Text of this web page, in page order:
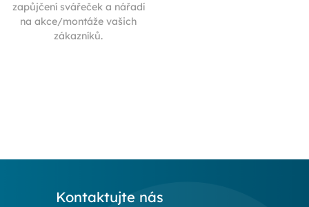
zapůjčení svářeček a nářadí
na akce/montáže vašich
zákazníků.
Kontaktujte nás